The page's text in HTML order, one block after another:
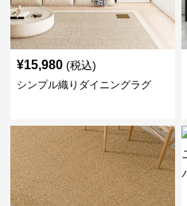
¥15,980 (税込)
シンプル織りダイニングラグ